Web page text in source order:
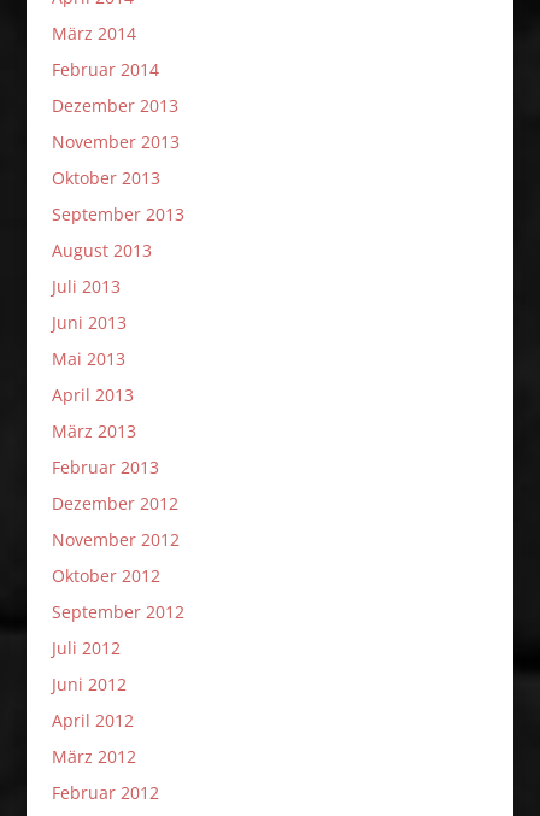
März 2014
Februar 2014
Dezember 2013
November 2013
Oktober 2013
September 2013
August 2013
Juli 2013
Juni 2013
Mai 2013
April 2013
März 2013
Februar 2013
Dezember 2012
November 2012
Oktober 2012
September 2012
Juli 2012
Juni 2012
April 2012
März 2012
Februar 2012